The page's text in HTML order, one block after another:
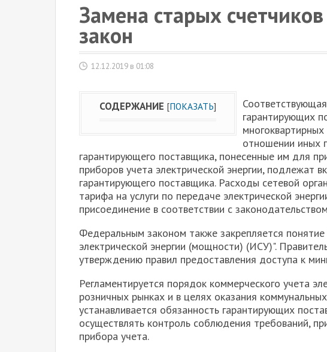
Замена старых
закон
12.12.2019 в 01:08
СОДЕРЖАНИЕ [ПОКАЗАТЬ]
гарантирующих
отношении иных
гарантирующего поставщика, понесенные им для
приборов учета электрической энергии, подлежат
гарантирующего поставщика. Расходы сетевой
тарифа на услуги по передаче электрической
присоединение в соответствии с
Федеральным законом также закрепляется понятие
электрической энергии (мощности) (ИСУ)".
утверждению правил предоставления доступа к
Регламентируется порядок коммерческого учета
розничных рынках и в целях оказания
устанавливается обязанность гарантирующих
осуществлять контроль соблюдения требований,
прибора учета.